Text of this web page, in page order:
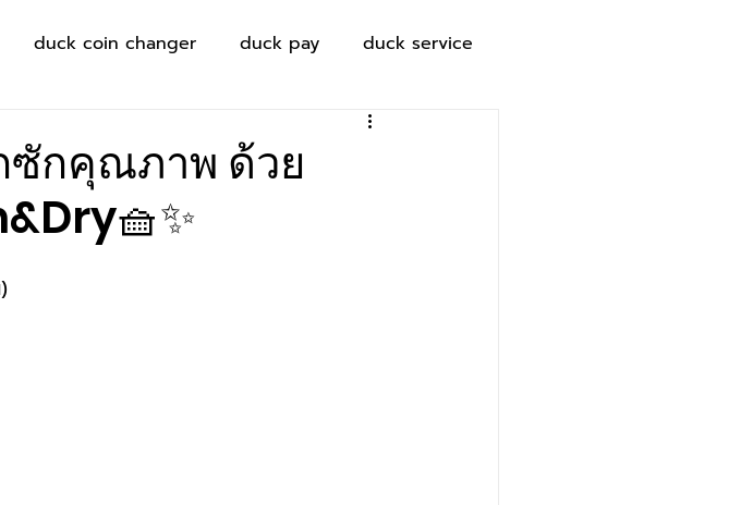
duck coin changer duck pay duck service
ซักคุณภาพ ด้วย